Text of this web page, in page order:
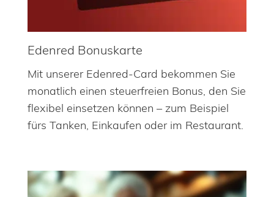
Edenred Bonuskarte
Mit unserer Edenred-Card bekommen Sie
monatlich einen steuerfreien Bonus, den Sie
flexibel einsetzen können – zum Beispiel
fürs Tanken, Einkaufen oder im Restaurant.